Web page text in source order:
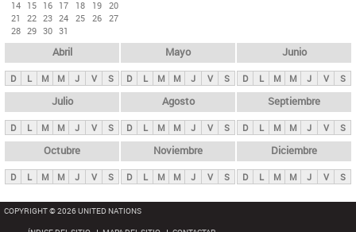
n
i
p
a
l
s
14 15 16 17 18 19 20
21
22 23 24 25 26 27
28 29 30 31
Abril
D L M M J V S
Mayo
D L M M J V S
Junio
D L M M J V S
Julio
D L M M J V S
Agosto
D L M M J V S
Septiembre
D L M M J V S
Octubre
D L M M J V S
Noviembre
D L M M J V S
Diciembre
D L M M J V S
COPYRIGHT © 2026 UNITED NATIONS